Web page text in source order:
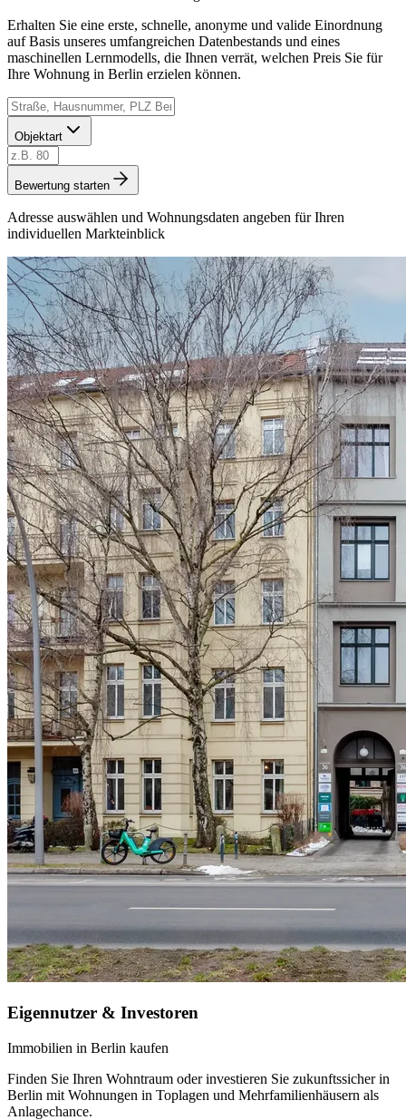
Erhalten Sie eine erste, schnelle, anonyme und valide Einordnung
auf Basis unseres umfangreichen Datenbestands und eines
maschinellen Lernmodells, die Ihnen verrät, welchen Preis Sie für
Ihre Wohnung in Berlin erzielen können.
Objektart
Bewertung starten
Adresse auswählen und Wohnungsdaten angeben für Ihren
individuellen Markteinblick
Eigennutzer & Investoren
Immobilien in Berlin kaufen
Finden Sie Ihren Wohntraum oder investieren Sie zukunftssicher in
Berlin mit Wohnungen in Toplagen und Mehrfamilienhäusern als
Anlagechance.